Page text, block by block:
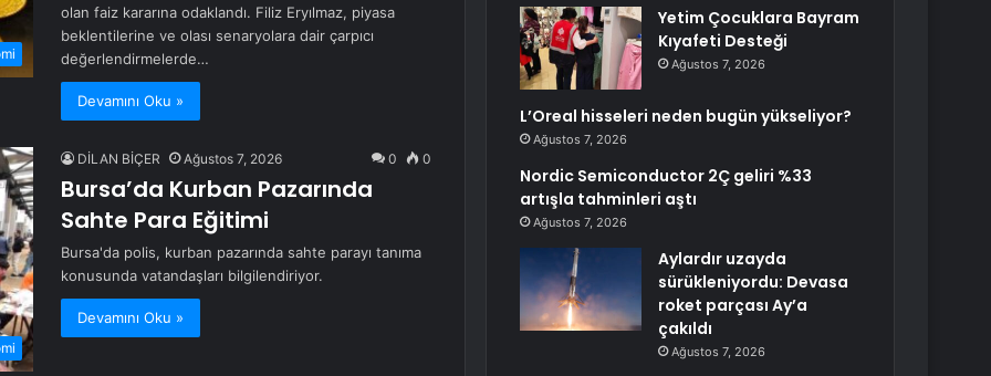
olan faiz kararına odaklandı. Filiz Eryılmaz, piyasa
beklentilerine ve olası senaryolara dair çarpıcı
değerlendirmelerde…
Devamını Oku »
DİLAN BİÇER Ağustos 7, 2026 0 0
Bursa’da Kurban Pazarında
Sahte Para Eğitimi
Bursa'da polis, kurban pazarında sahte parayı tanıma
konusunda vatandaşları bilgilendiriyor.
Devamını Oku »
Yetim Çocuklara Bayram
Kıyafeti Desteği
Ağustos 7, 2026
L’Oreal hisseleri neden bugün yükseliyor?
Ağustos 7, 2026
Nordic Semiconductor 2Ç geliri %33
artışla tahminleri aştı
Ağustos 7, 2026
Aylardır uzayda
sürükleniyordu: Devasa
roket parçası Ay’a
çakıldı
Ağustos 7, 2026